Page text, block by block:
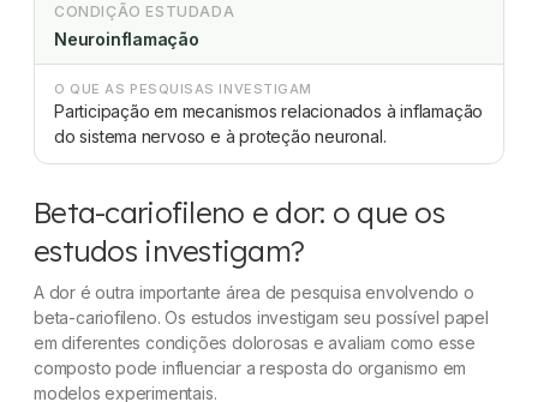
CONDIÇÃO ESTUDADA
Neuroinflamação
O QUE AS PESQUISAS INVESTIGAM
Participação em mecanismos relacionados à inflamação
do sistema nervoso e à proteção neuronal.
Beta-cariofileno e dor: o que os
estudos investigam?
A dor é outra importante área de pesquisa envolvendo o
beta-cariofileno. Os estudos investigam seu possível papel
em diferentes condições dolorosas e avaliam como esse
composto pode influenciar a resposta do organismo em
modelos experimentais.